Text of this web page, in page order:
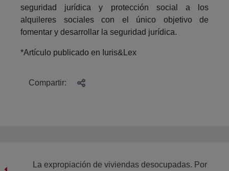
seguridad jurídica y protección social a los
alquileres sociales con el único objetivo de
fomentar y desarrollar la seguridad jurídica.
*Artículo publicado en Iuris&Lex
Compartir:
La expropiación de viviendas desocupadas. Por